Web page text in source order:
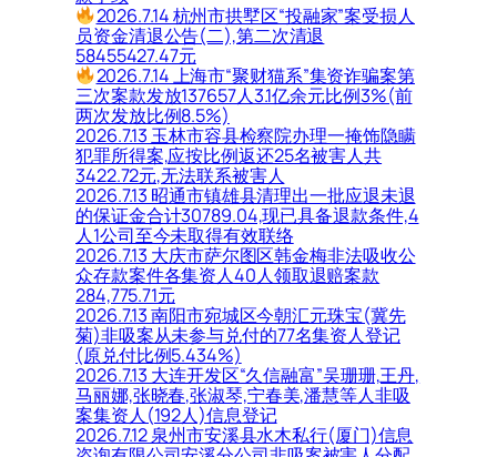
2026.7.14 杭州市拱墅区“投融家”案受损人
员资金清退公告(二),第二次清退
58455427.47元
2026.7.14 上海市“聚财猫系”集资诈骗案第
三次案款发放137657人3.1亿余元比例3%(前
两次发放比例8.5%)
2026.7.13 玉林市容县检察院办理一掩饰隐瞒
犯罪所得案,应按比例返还25名被害人共
3422.72元,无法联系被害人
2026.7.13 昭通市镇雄县清理出一批应退未退
的保证金合计30789.04,现已具备退款条件,4
人1公司至今未取得有效联络
2026.7.13 大庆市萨尔图区韩金梅非法吸收公
众存款案件各集资人40人领取退赔案款
284,775.71元
2026.7.13 南阳市宛城区今朝汇元珠宝(冀先
菊)非吸案从未参与兑付的77名集资人登记
(原兑付比例5.434%)
2026.7.13 大连开发区“久信融富”吴珊珊,王丹,
马丽娜,张晓春,张淑琴,宁春美,潘慧等人非吸
案集资人(192人)信息登记
2026.7.12 泉州市安溪县水木私行(厦门)信息